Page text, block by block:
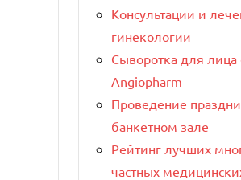
Консультации и
гинекологии
Сыворотка для
Angiopharm
Проведение
банкетном зале
Рейтинг лучших
частных